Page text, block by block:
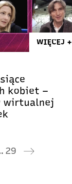
WIĘCEJ +
kobiet –
wirtualnej
29